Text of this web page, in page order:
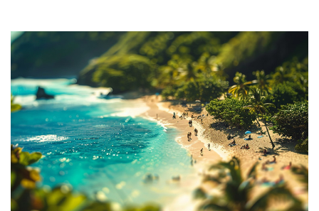
Glad
sommar
önskar
Mäklarsamfundet